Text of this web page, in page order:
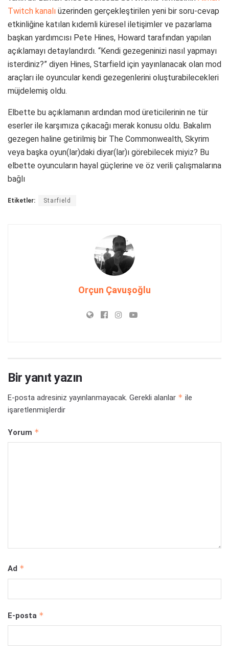
Twitch kanalı üzerinden gerçekleştirilen yeni bir soru-cevap
etkinliğine katılan kıdemli küresel iletişimler ve pazarlama
başkan yardımcısı Pete Hines, Howard tarafından yapılan
açıklamayı detaylandırdı. “Kendi gezegeninizi nasıl yapmayı
isterdiniz?” diyen Hines, Starfield için yayınlanacak olan mod
araçları ile oyuncular kendi gezegenlerini oluşturabilecekleri
müjdelemiş oldu.
Elbette bu açıklamanın ardından mod üreticilerinin ne tür
eserler ile karşımıza çıkacağı merak konusu oldu. Bakalım
gezegen haline getirilmiş bir The Commonwealth, Skyrim
veya başka oyun(lar)daki diyar(lar)ı görebilecek miyiz? Bu
elbette oyuncuların hayal güçlerine ve öz verili çalışmalarına
bağlı
Etiketler: Starfield
Orçun Çavuşoğlu
Bir yanıt yazın
E-posta adresiniz yayınlanmayacak. Gerekli alanlar * ile
işaretlenmişlerdir
Yorum *
Ad *
E-posta *